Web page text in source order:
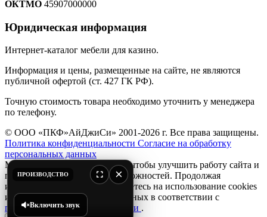
ОКТМО 45907000000
Юридическая информация
Интернет-каталог мебели для казино.
Информация и цены, размещенные на сайте, не являются
публичной офертой (ст. 427 ГК РФ).
Точную стоимость товара необходимо уточнить у менеджера
по телефону.
© ООО «ПКФ»АйДжиСи» 2001-2026 г. Все права защищены.
Политика конфиденциальности Согласие на обработку
персональных данных
Мы используем файлыcookie , чтобы улучшить работу сайта и
предоставить вам больше возможностей. Продолжая
использовать сайт, вы соглашаетесь на использование cookies
и обработку персональных данных в соответствии с
политикой конфиденциальности .
ПРОИЗВОДСТВО ×
Включить звук